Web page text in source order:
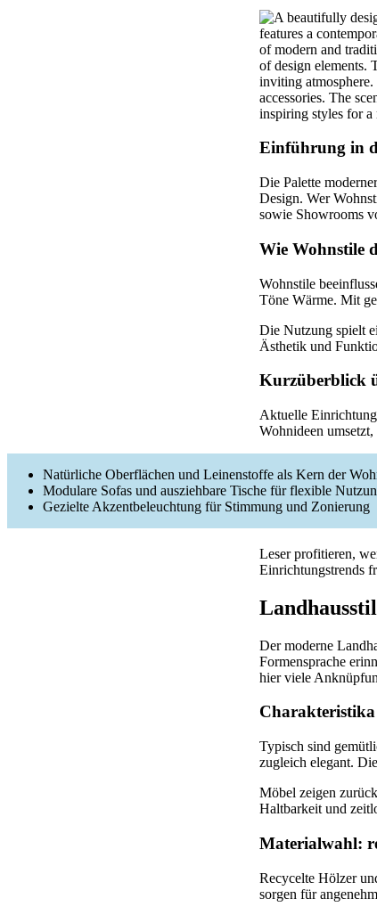
Einführung in
Die Palette
Design. Wer
sowie Showrooms
Wie Wohnstile
Wohnstile
Töne Wärme. Mit
Die Nutzung spielt
Ästhetik und
Kurzüberblick
Aktuelle
Wohnideen
Natürliche Oberflächen und Leinenstoffe als Kern der
Modulare Sofas und ausziehbare Tische für flexible
Gezielte Akzentbeleuchtung für Stimmung und Zonierung
Leser profitieren,
Einrichtungstrends
Der moderne
Formensprache
hier viele
Charakteristika
Typisch sind
zugleich elegant.
Möbel zeigen
Haltbarkeit und
Materialwahl:
Recycelte Hölzer
sorgen für